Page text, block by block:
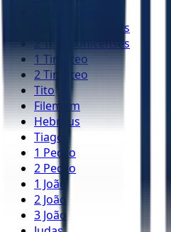
1 Tessalonicenses
2 Tessalonicenses
1 Timóteo
2 Timóteo
Tito
Filemom
Hebreus
Tiago
1 Pedro
2 Pedro
1 João
2 João
3 João